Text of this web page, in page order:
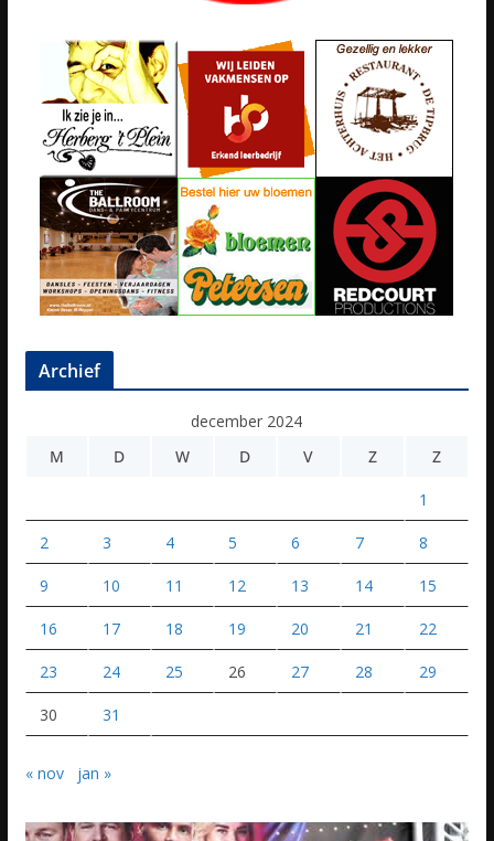
Archief
december 2024
M
D W D V Z Z
1
2 3 4 5 6 7 8
9 10 11 12 13 14 15
16 17 18 19 20 21 22
23 24 25 26 27 28 29
30 31
« nov jan »